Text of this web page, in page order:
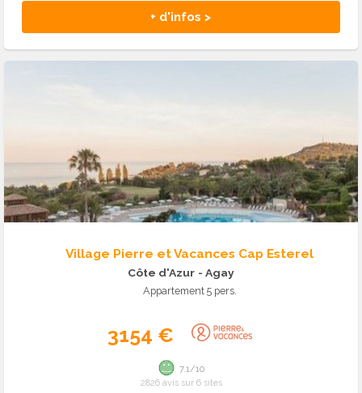
+ d'infos >
Village Pierre et Vacances Cap Esterel
Côte d'Azur - Agay
Appartement 5 pers.
3154 €
7.1/10
2826 avis sur 6 sites